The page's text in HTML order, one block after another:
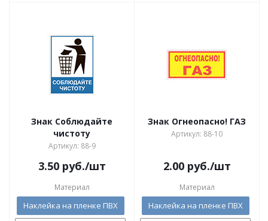
Знак Соблюдайте
чистоту
Артикул: 88-9
3.50руб./шт
Материал
Наклейка на пленке ПВХ
Знак Огнеопасно! ГАЗ
Артикул: 88-10
2.00руб./шт
Материал
Наклейка на пленке ПВХ